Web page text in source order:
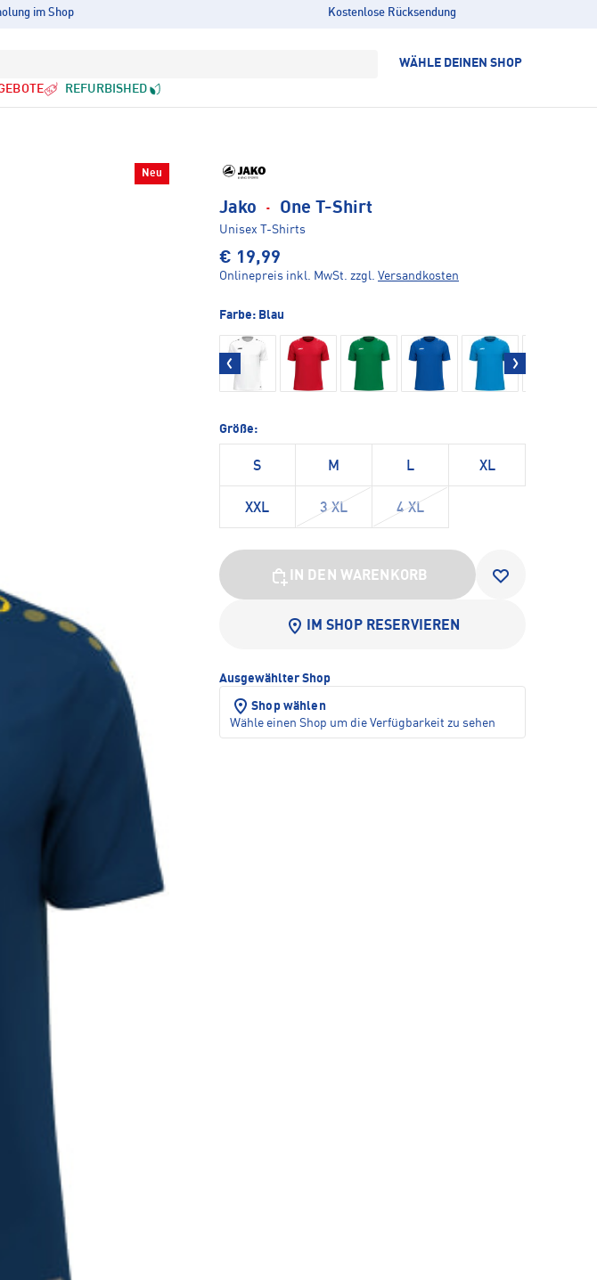
im Shop Kostenlose Rücksendung
WÄHLE DEINEN SHOP
REFURBISHED
Neu
Jako · One T-Shirt
Unisex T-Shirts
€ 19,99
Onlinepreis inkl. MwSt. zzgl. Versandkosten
Farbe: Blau
Größe:
S M L XL
XXL 3 XL 4 XL
IN DEN WARENKORB
IM SHOP RESERVIEREN
Ausgewählter Shop
Shop wählen
Wähle einen Shop um die Verfügbarkeit zu sehen